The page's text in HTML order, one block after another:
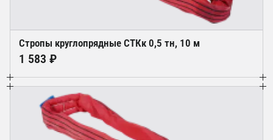
Стропы круглопрядные СТКк 0,5 тн, 10 м
1 583 ₽